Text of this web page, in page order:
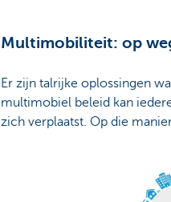
Multimobiliteit: op
Er zijn talrijke oplossingen
multimobiel beleid kan
zich verplaatst. Op die